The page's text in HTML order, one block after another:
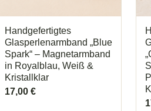
Handgefertigtes
Glasperlenarmband „Blue
Spark“ – Magnetarmband
in Royalblau, Weiß &
Kristallklar
17,00€